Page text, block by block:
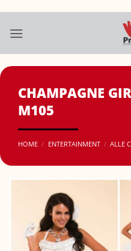
inhoud
CHAMPAGNE
M105
HOME / ENTERTAINMENT / ALLE